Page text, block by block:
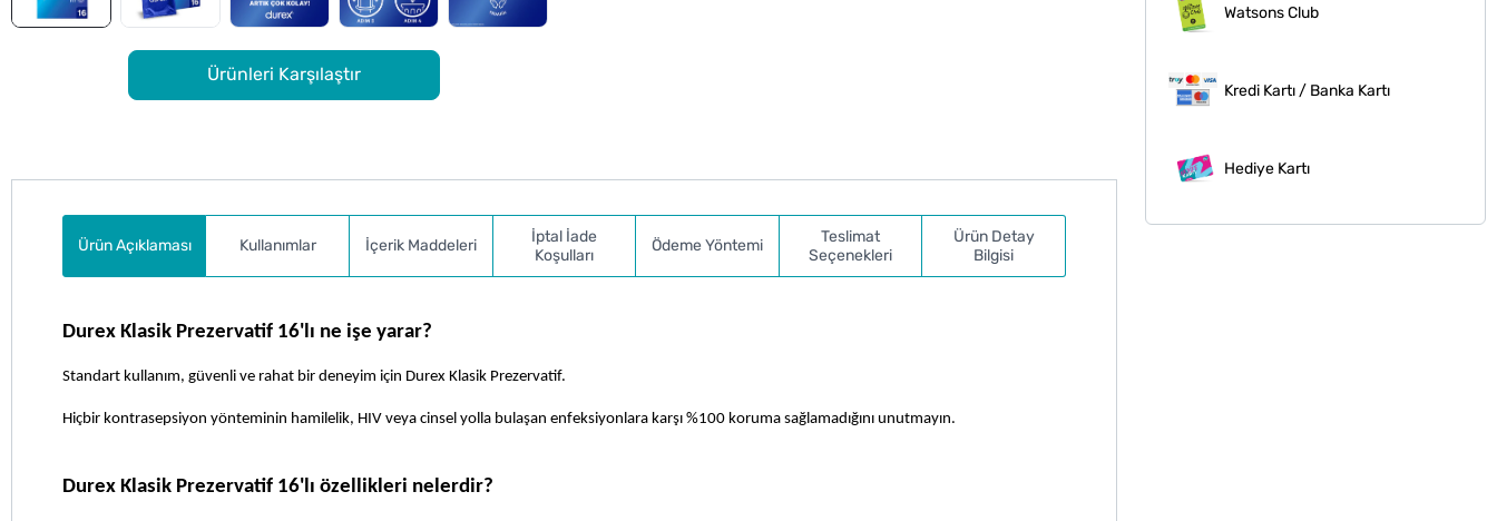
Ürünleri Karşılaştır
Watsons Club
Kredi Kartı / Banka Kartı
Hediye Kartı
Ürün Açıklaması Kullanımlar İçerik Maddeleri
İptal İade
Koşulları
Ödeme Yöntemi
Teslimat
Seçenekleri
Ürün Detay
Bilgisi
Durex Klasik Prezervatif 16'lı ne işe yarar?
Standart kullanım, güvenli ve rahat bir deneyim için Durex Klasik Prezervatif.
Hiçbir kontrasepsiyon yönteminin hamilelik, HIV veya cinsel yolla bulaşan enfeksiyonlara karşı %100 koruma sağlamadığını unutmayın.
Durex Klasik Prezervatif 16'lı özellikleri nelerdir?